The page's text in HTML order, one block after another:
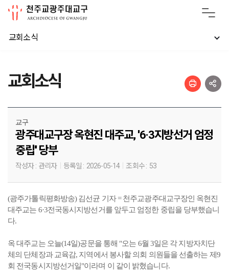
교회소식
교회소식
교구
광주대교구장 옥현진 대주교, ''6·3지방선거 엄정
중립'' 당부
작성자 : 관리자 등록일 : 2026-05-14 조회수 : 53
(광주가톨릭평화방송) 김선균 기자 = 천주교광주대교구장인 옥현진
대주교는 6·3전국동시지방선거를 앞두고 엄정한 중립을 당부했습니
다.
옥 대주교는 오늘(14일)공문을 통해 "오는 6월 3일은 각 지방자치단
체의 단체장과 교육감, 지역에서 봉사할 의회 의원들을 선출하는 제9
회 전국동시지방선거일"이라며 이 같이 밝혔습니다.